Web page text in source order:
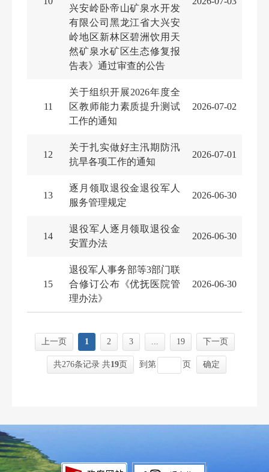
兴安岭卧帝山矿泉水开发
有限公司黑龙江省大兴安
岭地区新林区碧洲饮用天
然矿泉水矿区生态修复报
告表》通过审查的公告
11
关于组织开展2026年度全
区教师能力素质提升测试
工作的通知
2026-07-02
12
关于扎实做好主汛期防汛
抗旱各项工作的通知
2026-07-01
13
逐月领取退役金退役军人
服务管理规定
2026-06-30
14
退役军人逐月领取退役金
安置办法
2026-06-30
15
退役军人事务部等3部门联
合修订公布《优抚医院管
理办法》
2026-06-30
上一页 1 2 3 ... 19 下一页
共276条记录 共19页 到第 页 确定